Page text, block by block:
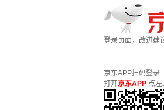
登录页面，改进建
京东APP扫码登录
打开京东APP 点左